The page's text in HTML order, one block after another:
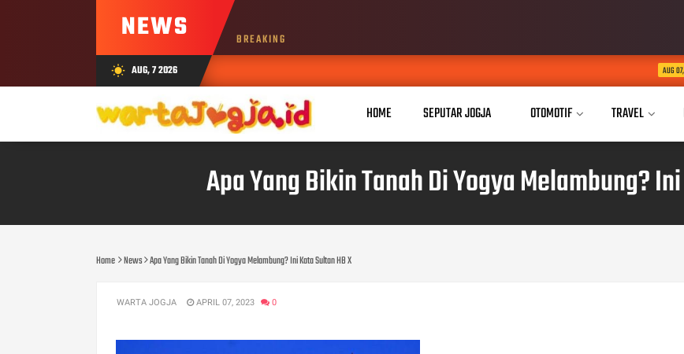
NEWS BREAKING
wb_sunny AUG, 7 2026 Indosat,
HOME SEPUTAR JOGJA OTOMOTIF TRAVEL
Apa Yang Bikin Tanah Di Yogya Melambung?
Home News Apa Yang Bikin Tanah Di Yogya Melambung? Ini Kata Sultan HB X
WARTA JOGJA APRIL 07, 2023 0